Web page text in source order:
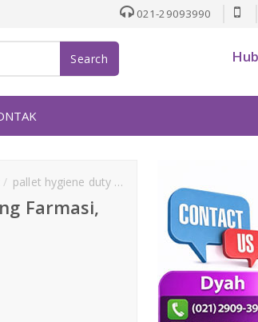
021-29093990
Search
pallet hygiene duty
Farmasi,